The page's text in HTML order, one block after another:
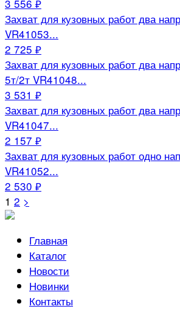
3 556 ₽
Захват для кузовных работ два
VR41053...
2 725 ₽
Захват для кузовных работ два
5т/2т VR41048...
3 531 ₽
Захват для кузовных работ два
VR41047...
2 157 ₽
Захват для кузовных работ одно
VR41052...
2 530 ₽
Навигация
по
записям
1 2 >
Главная
Каталог
Новости
Новинки
Контакты